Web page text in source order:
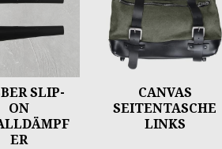
SLIP-
ON
ER
CANVAS
SEITENTASCHE
LINKS